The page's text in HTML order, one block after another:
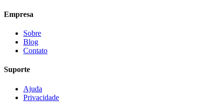
Empresa
Sobre
Blog
Contato
Suporte
Ajuda
Privacidade